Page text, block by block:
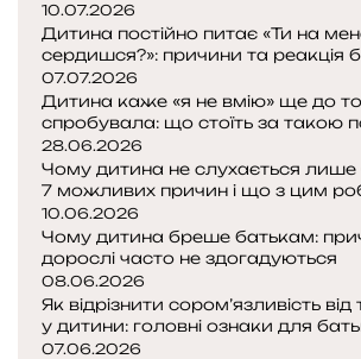
ч
о
л
о
в
і
к
в
ч
и
в
л
і
н
10.07.2026
Дитина постійно питає «Ти на
сердишся?»: причини та реакція
07.07.2026
Дитина каже «я не вмію» ще до
спробувала: що стоїть за такою
28.06.2026
Чому дитина не слухається лише
7 можливих причин і що з цим
10.06.2026
Чому дитина бреше батькам:
дорослі часто не здогадуються
08.06.2026
Як відрізнити сором’язливість
у дитини: головні ознаки для
07.06.2026